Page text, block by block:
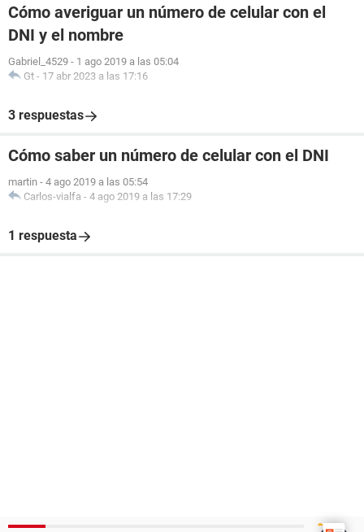
Cómo averiguar un número de celular con el
DNI y el nombre
Gabriel_4529 - 1 ago 2019 a las 05:04
Gt - 17 abr 2023 a las 17:16
3 respuestas
Cómo saber un número de celular con el DNI
martin - 4 ago 2019 a las 05:54
Carlos-vialfa - 4 ago 2019 a las 17:29
1 respuesta